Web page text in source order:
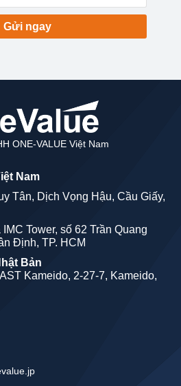
Gửi ngay
ONE-VALUE Việt Nam
Nam
Tân, Dịch Vọng Hậu, Cầu Giấy,
Tower, số 62 Trần Quang
Định, TP. HCM
Bản
Kameido, 2-27-7, Kameido,